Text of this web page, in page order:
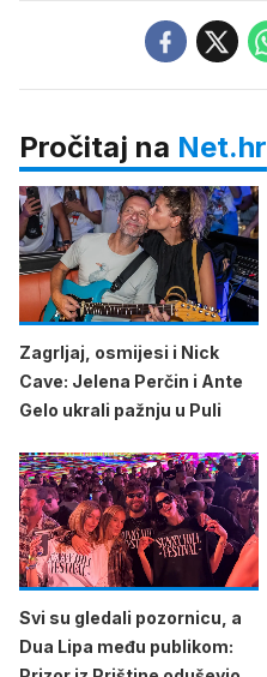
Pročitaj na Net.hr
Zagrljaj, osmijesi i Nick
Cave: Jelena Perčin i Ante
Gelo ukrali pažnju u Puli
Svi su gledali pozornicu, a
Dua Lipa među publikom: